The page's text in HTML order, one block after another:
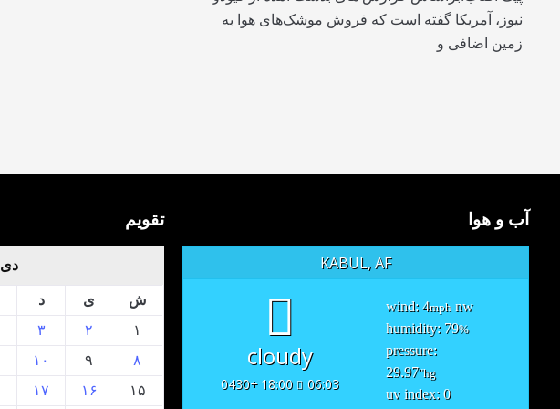
نیوز، آمریکا گفته است که فروش موشک‌های هوا به
زمین اضافی و
آب و هوا
KABUL, AF
cloudy
06:03
18:00 +0430
wind: 4mph nw
humidity: 79%
pressure:
29.97"hg
uv index: 0
تقویم
دی ۱۴۰۳
ش ی د
۱
۲ ۳
۸
۹ ۱۰
۱۵
۱۶ ۱۷